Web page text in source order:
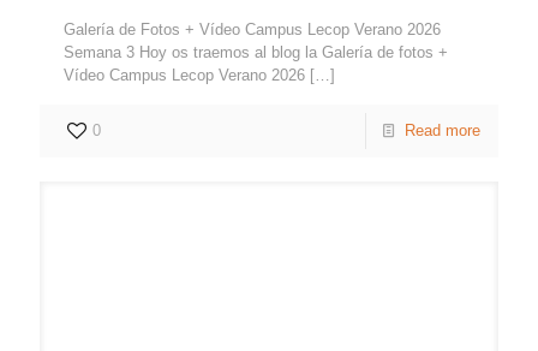
Galería de Fotos + Vídeo Campus Lecop Verano 2026
Semana 3 Hoy os traemos al blog la Galería de fotos +
Vídeo Campus Lecop Verano 2026 […]
0 Read more